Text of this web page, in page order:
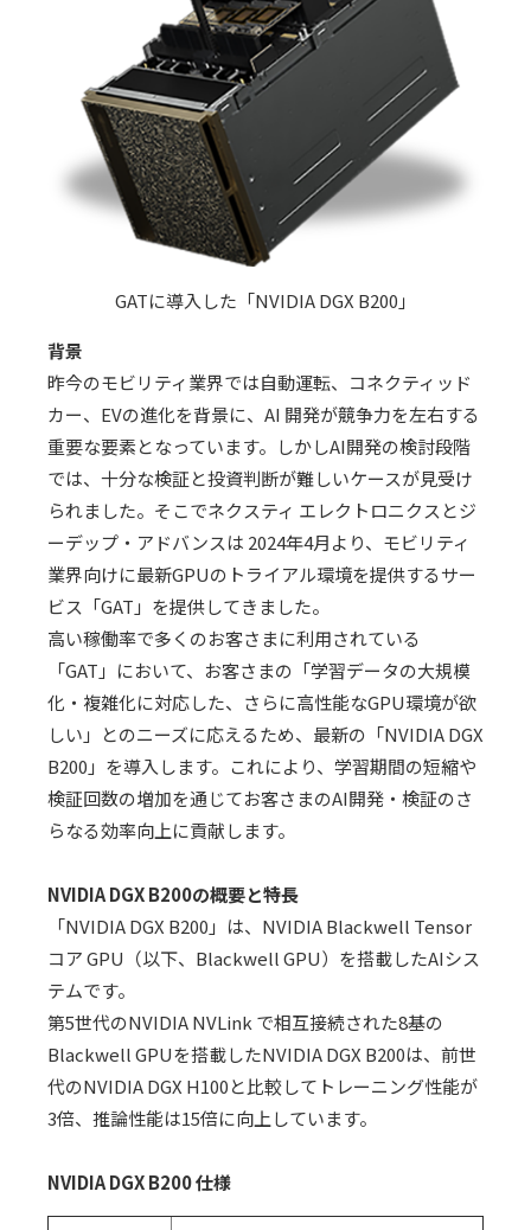
GATに導入した「NVIDIA DGX B200 」
背景
昨今のモビリティ業界では自動運転、コネクティッド
カー、 EVの進化を背景に、 AI 開発が競争力を左右する
重要な要素となっています。しかしAI開発の検討段階
では、十分な検証と投資判断が難しいケースが見受け
られました。そこでネクスティ エレクトロニクスとジ
ーデップ・アドバンスは 2024年4月より、モビリティ
業界向けに最新GPUのトライアル環境を提供するサー
ビス「GAT 」を提供してきました。
高い稼働率で多くのお客さまに利用されている
「GAT 」において、お客さまの「学習データの大規模
化・複雑化に対応した、さらに高性能なGPU環境が欲
しい」とのニーズに応えるため、最新の「NVIDIA DGX
B200 」を導入します。これにより、学習期間の短縮や
検証回数の増加を通じてお客さまのAI開発・検証のさ
らなる効率向上に貢献します。
NVIDIA DGX B200の概要と特長
「NVIDIA DGX B200 」は、 NVIDIA Blackwell Tensor
コアGPU （以下、 Blackwell GPU）を搭載したAIシス
テムです。
第5世代のNVIDIA NVLinkで相互接続された8基の
Blackwell GPUを搭載したNVIDIA DGX B200は、前世
代のNVIDIA DGX H100と比較してトレーニング性能が
3倍、推論性能は15倍に向上しています。
NVIDIA DGX B200 仕様